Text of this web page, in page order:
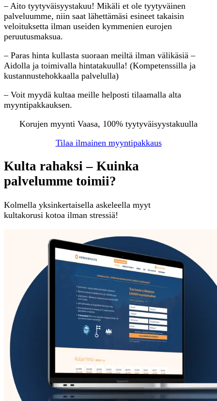
– Aito tyytyväisyystakuu! Mikäli et ole tyytyväinen
palveluumme, niin saat lähettämäsi esineet takaisin
veloituksetta ilman useiden kymmenien eurojen
peruutusmaksua.
– Paras hinta kullasta suoraan meiltä ilman välikäsiä –
Aidolla ja toimivalla hintatakuulla! (Kompetenssilla ja
kustannustehokkaalla palvelulla)
– Voit myydä kultaa meille helposti tilaamalla alta
myyntipakkauksen.
Korujen myynti Vaasa, 100% tyytyväisyystakuulla
Tilaa ilmainen myyntipakkaus
Kulta rahaksi – Kuinka
palvelumme toimii?
Kolmella yksinkertaisella askeleella myyt
kultakorusi kotoa ilman stressiä!